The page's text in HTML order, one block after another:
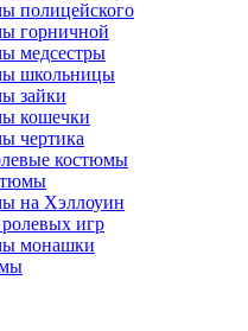
полицейского
горничной
медсестры
школьницы
зайки
кошечки
чертика
костюмы
на Хэллоуин
игр
монашки